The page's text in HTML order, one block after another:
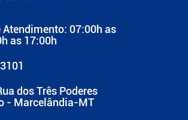
Atendimento: 07:00h as
as 17:00h
dos Três Poderes
- Marcelândia-MT